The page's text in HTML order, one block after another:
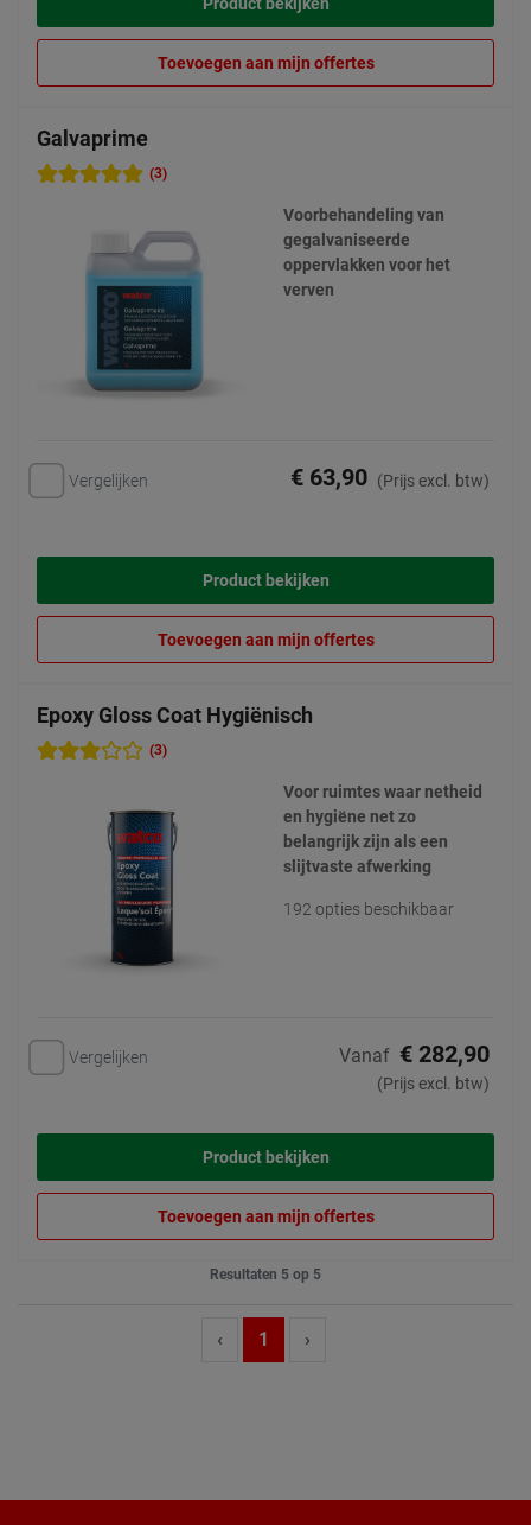
Toevoegen aan mijn offertes
Galvaprime
(3)
Voorbehandeling van
gegalvaniseerde
oppervlakken voor het
verven
Vergelijken € 63,90 (Prijs excl. btw)
Product bekijken
Toevoegen aan mijn offertes
Epoxy Gloss Coat Hygiënisch
(3)
Voor ruimtes waar netheid
en hygiëne net zo
belangrijk zijn als een
slijtvaste afwerking
192 opties beschikbaar
Vergelijken Vanaf € 282,90
(Prijs excl. btw)
Product bekijken
Toevoegen aan mijn offertes
Resultaten 5 op 5
‹ 1 ›